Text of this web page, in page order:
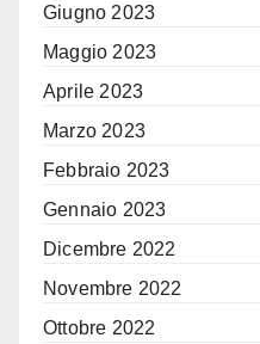
Giugno 2023
Maggio 2023
Aprile 2023
Marzo 2023
Febbraio 2023
Gennaio 2023
Dicembre 2022
Novembre 2022
Ottobre 2022